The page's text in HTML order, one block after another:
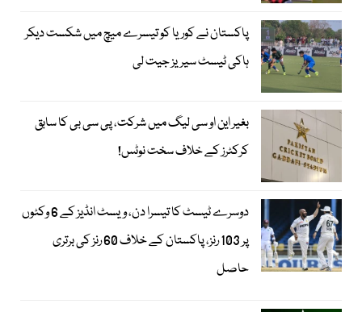
پاکستان نے کوریا کو تیسرے میچ میں شکست دیکر
ہاکی ٹیسٹ سیریز جیت لی
بغیر این او سی لیگ میں شرکت، پی سی بی کا سابق
کرکٹرز کے خلاف سخت نوٹس!
دوسرے ٹیسٹ کا تیسرا دن، ویسٹ انڈیز کے 6 وکٹوں
پر 103 رنز، پاکستان کے خلاف 60 رنز کی برتری
حاصل